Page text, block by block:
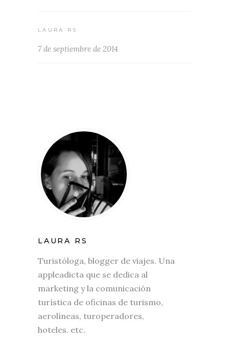
LAURA RS
7 de septiembre de 2014
LAURA RS
Turistóloga, blogger de viajes. Una
appleadicta que se dedica al
marketing y la comunicación
turística de oficinas de turismo,
aerolíneas, turoperadores,
hoteles. etc.